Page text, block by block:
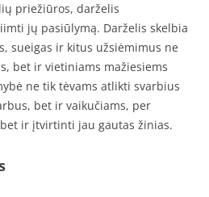
priežiūros, darželis
jų pasiūlymą. Darželis skelbia
sueigas ir kitus užsiėmimus ne
bet ir vietiniams mažiesiems
ne tik tėvams atlikti svarbius
bet ir vaikučiams, per
ir įtvirtinti jau gautas žinias.